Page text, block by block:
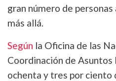
gran número de
más allá.
Según la Oficina de las
Coordinación de
ochenta y tres por ciento